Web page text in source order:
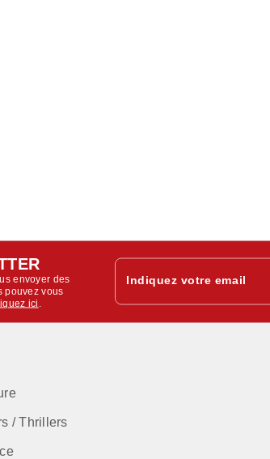
envoyer des
pouvez vous
ici
Indiquez votre email
/ Thrillers